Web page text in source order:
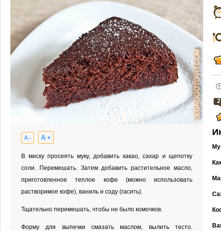
A - A +
В миску просеять муку, добавить какао, сахар и щепотку
соли. Перемешать. Затем добавить растительное масло,
приготовленное теплое кофе (можно использовать
растворимое кофе), ваниль и соду (гасить).
Тщательно перемешать, чтобы не было комочков.
Форму для выпечки смазать маслом, вылить тесто.
2